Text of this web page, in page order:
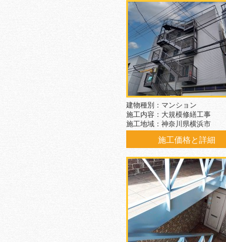
建物種別：マンション
施工内容：大規模修繕工事
施工地域：神奈川県横浜市
施工価格と詳細